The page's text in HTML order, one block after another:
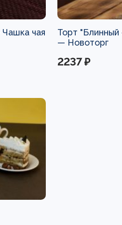
Чашка чая
Торт "Блинный
— Новоторг
2237 ₽